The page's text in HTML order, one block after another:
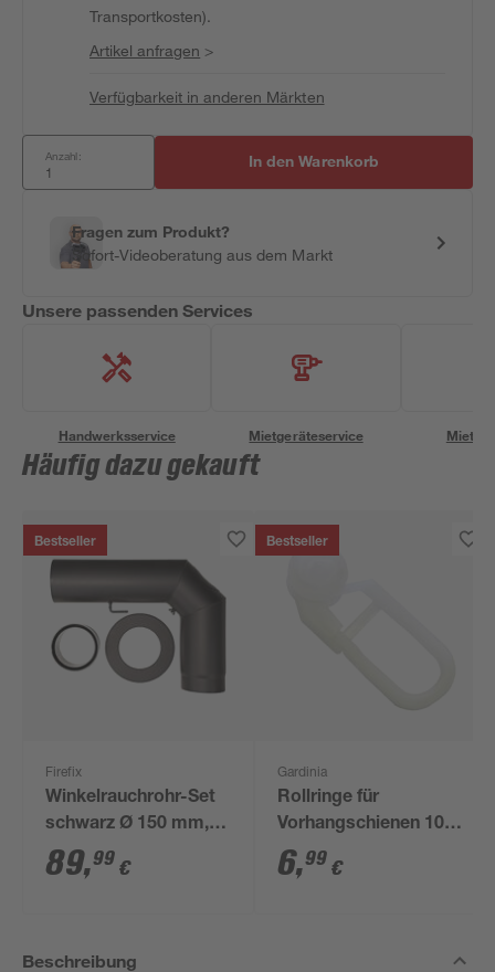
Transportkosten).
Artikel anfragen >
Verfügbarkeit in anderen Märkten
Anzahl: In den Warenkorb
Fragen zum Produkt?
Sofort-Videoberatung aus dem Markt
Unsere passenden Services
Handwerksservice Mietgeräteservice
Häufig dazu gekauft
Bestseller
Firefix
Winkelrauchrohr-Set
schwarz Ø 150 mm,
3-teilig
89,99 €
Bestseller
Gardinia
Rollringe für
Vorhangschienen 100
Stück
6,99 €
Beschreibung